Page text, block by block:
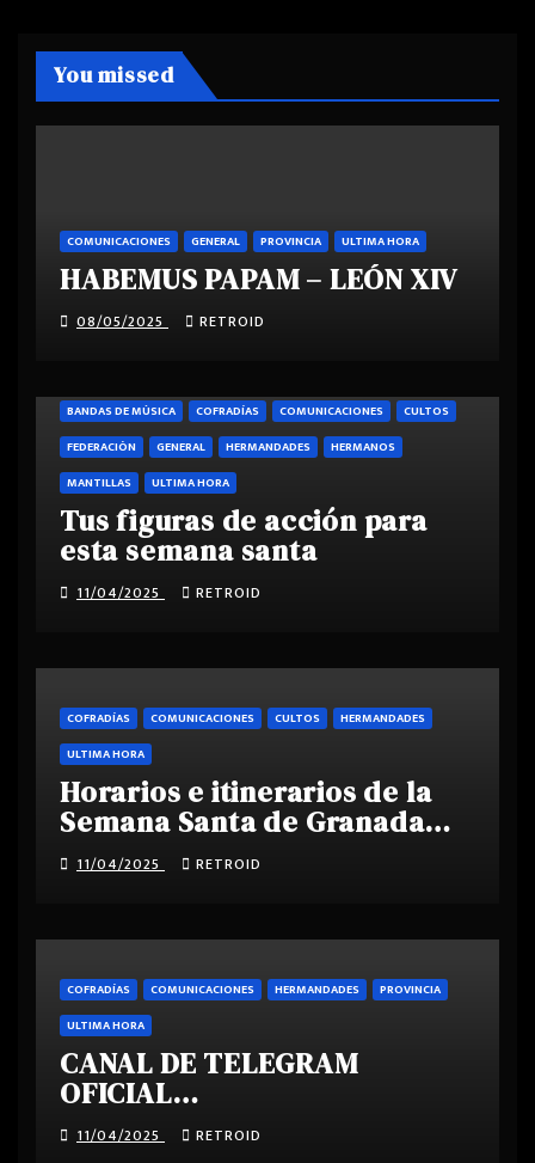
You missed
COMUNICACIONES GENERAL PROVINCIA ULTIMA HORA
HABEMUS PAPAM – LEÓN XIV
08/05/2025 RETROID
BANDAS DE MÚSICA COFRADÍAS COMUNICACIONES
CULTOS
FEDERACIÓN
GENERAL HERMANDADES
HERMANOS
MANTILLAS
ULTIMA HORA
Tus figuras de acción para
esta semana santa
11/04/2025 RETROID
COFRADÍAS COMUNICACIONES CULTOS
HERMANDADES
ULTIMA HORA
Horarios e itinerarios de la
Semana Santa de Granada
2025
11/04/2025 RETROID
COFRADÍAS COMUNICACIONES HERMANDADES
PROVINCIA
ULTIMA HORA
CANAL DE TELEGRAM
OFICIAL
SEMANASANTAGRANADA.COM
11/04/2025 RETROID